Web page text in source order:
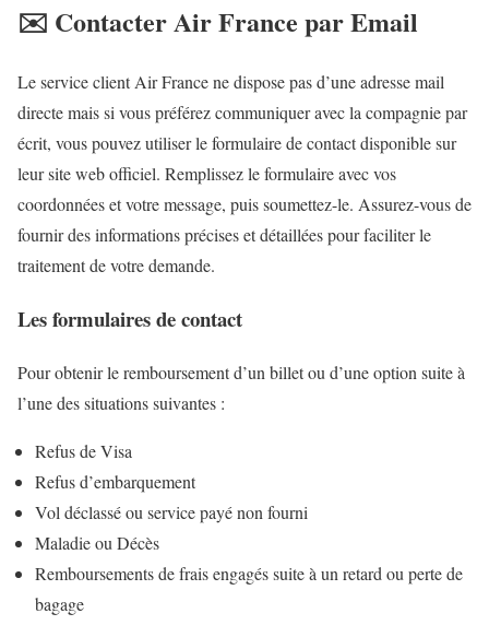
✉️ Contacter Air France par Email
Le service client Air France ne dispose pas d’une adresse mail
directe mais si vous préférez communiquer avec la compagnie par
écrit, vous pouvez utiliser le formulaire de contact disponible sur
leur site web officiel. Remplissez le formulaire avec vos
coordonnées et votre message, puis soumettez-le. Assurez-vous de
fournir des informations précises et détaillées pour faciliter le
traitement de votre demande.
Les formulaires de contact
Pour obtenir le remboursement d’un billet ou d’une option suite à
l’une des situations suivantes :
Refus de Visa
Refus d’embarquement
Vol déclassé ou service payé non fourni
Maladie ou Décès
Remboursements de frais engagés suite à un retard ou perte de
bagage